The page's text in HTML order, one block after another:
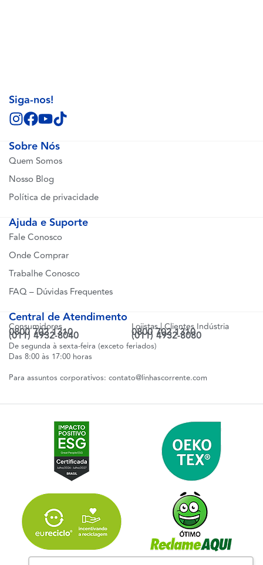
Sobre Nós
Quem Somos
Nosso Blog
Política de privacidade
Ajuda e Suporte
Fale Conosco
Onde Comprar
Trabalhe Conosco
FAQ – Dúvidas Frequentes
Central de Atendimento
Consumidores
0800 702 1310
(011) 4932-8040
Lojistas | Clientes Indústria
0800 702 1310
(011) 4932-8080
De segunda à sexta-feira (exceto feriados)
Das 8:00 às 17:00 horas
Para assuntos corporativos: contato@linhascorrente.com
Siga-nos!